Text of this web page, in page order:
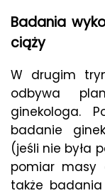
Badania
ciąży
W drugim
odbywa
ginekologa.
badanie
(jeśli nie była
pomiar masy
także